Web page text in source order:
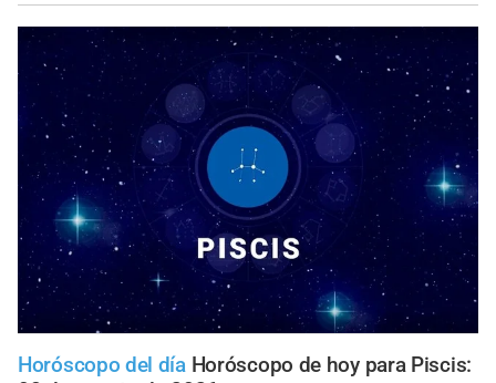
Horóscopo del día Horóscopo de hoy para Piscis: